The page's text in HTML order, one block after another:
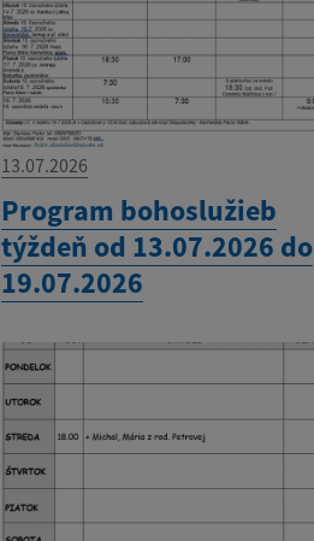
13.07.2026
Program bohoslužieb
týždeň od 13.07.2026 do
19.07.2026